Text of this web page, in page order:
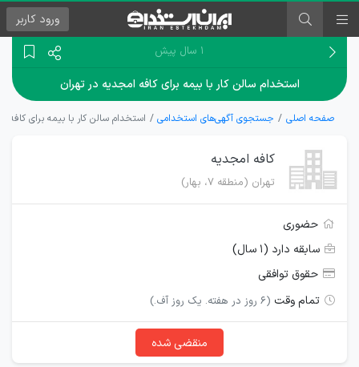
ورود کاربر
۱ سال پیش
استخدام سالن کار با بیمه برای کافه امجدیه در تهران
صفحه اصلی جستجوی آگهی‌های استخدامی استخدام سالن کار با بیمه برای کافه
کافه امجدیه
تهران (منطقه ۷، بهار)
حضوری
سابقه دارد (۱ سال)
حقوق توافقی
تمام وقت (۶ روز در هفته. یک روز آف.)
منقضی شده